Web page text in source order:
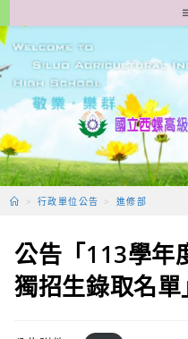
轉
至
要
容
> 行政單位公告 > 進修部
公告「113學年
獨招生錄取名單